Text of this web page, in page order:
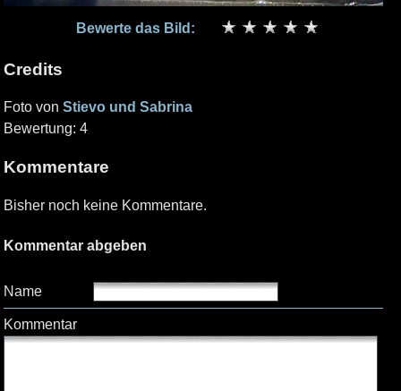
Bewerte das Bild:
Credits
Foto von Stievo und Sabrina
Bewertung: 4
Kommentare
Bisher noch keine Kommentare.
Kommentar abgeben
Name
Kommentar